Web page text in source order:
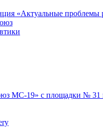
«Актуальные
МС-19» с площадки № 31